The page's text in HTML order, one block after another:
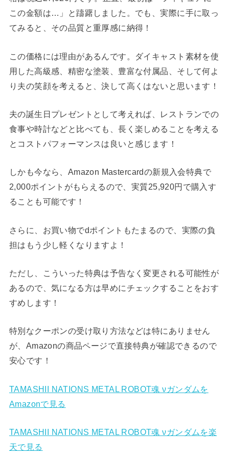
この金額は…」と躊躇しました。でも、実際に手に取っ
てみると、その品質と重厚感に納得！
この価格には理由があるんです。ダイキャスト素材を使
用した高級感、精密な塗装、豊富な付属品、そして何よ
り夫の笑顔を考えると、決して高くはないと思います！
夫の誕生日プレゼントとして考えれば、レストランでの
食事や時計などと比べても、長く楽しめることを考える
とコストパフォーマンスは良いと感じます！
しかも今なら、Amazon Mastercardの新規入会特典で
2,000ポイントがもらえるので、実質25,920円で購入す
ることも可能です！
さらに、お買い物でdポイントもたまるので、実際の負
担はもう少し軽くなりますよ！
ただし、こういった特典は予告なく変更される可能性が
あるので、気になる方は早めにチェックすることをおす
すめします！
特別なクーポンの受け取り方法などは特にありません
が、Amazonの商品ページで直接特典が確認できるので
安心です！
TAMASHII NATIONS METAL ROBOT魂 νガンダムを
Amazonで見る
TAMASHII NATIONS METAL ROBOT魂 νガンダムを楽
天で見る